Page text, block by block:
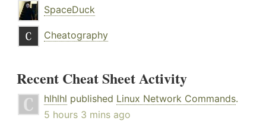
SpaceDuck
Cheatography
Recent Cheat Sheet Activity
hlhlhl published Linux Network Commands.
5 hours 3 mins ago